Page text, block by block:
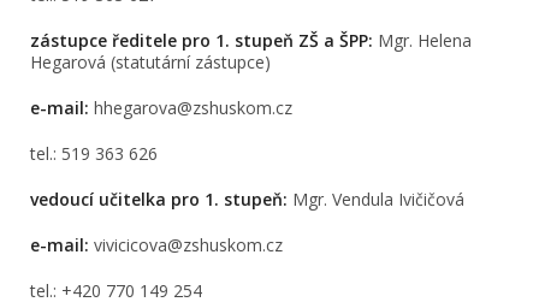
zástupce ředitele pro 1. stupeň ZŠ a ŠPP: Mgr. Helena
Hegarová (statutární zástupce)
e-mail: hhegarova@zshuskom.cz
tel.: 519 363 626
vedoucí učitelka pro 1. stupeň: Mgr. Vendula Ivičičová
e-mail: vivicicova@zshuskom.cz
tel.: +420 770 149 254